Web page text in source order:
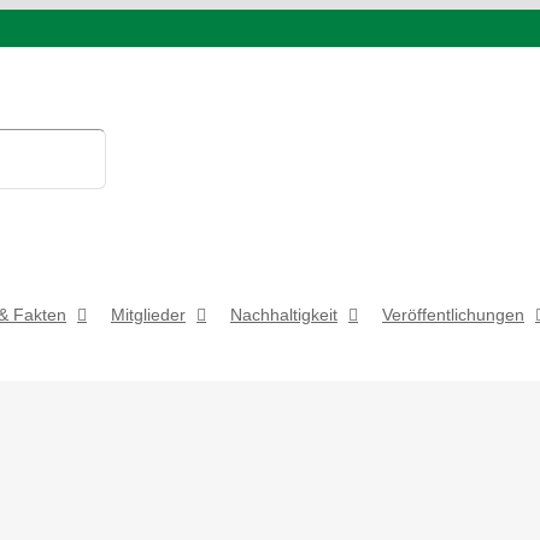
Fakten Mitglieder Nachhaltigkeit Veröffentlichungen